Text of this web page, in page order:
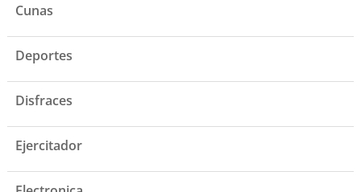
Cunas
Deportes
Disfraces
Ejercitador